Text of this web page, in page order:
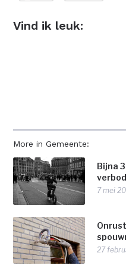
More in Gemeente:
Bijna
7 mei
27
Vind ik leuk: